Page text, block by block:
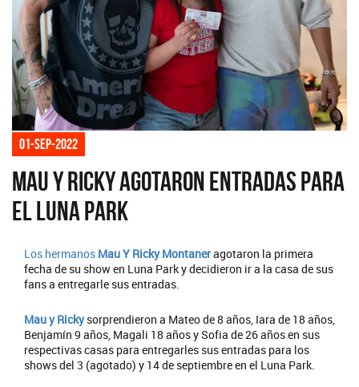
01-sep-2022
Mau Y Ricky agotaron entradas para
el Luna Park
Los hermanos Mau Y Ricky Montaneragotaron la primera
fecha de su show en Luna Park y decidieron ir a la casa de sus
fans a entregarle sus entradas.
Mau y Ricky sorprendieron a Mateo de 8 años, Iara de 18 años,
Benjamín 9 años, Magali 18 años y Sofia de 26 años en sus
respectivas casas para entregarles sus entradas para los
shows del 3 (agotado) y 14 de septiembre en el Luna Park.